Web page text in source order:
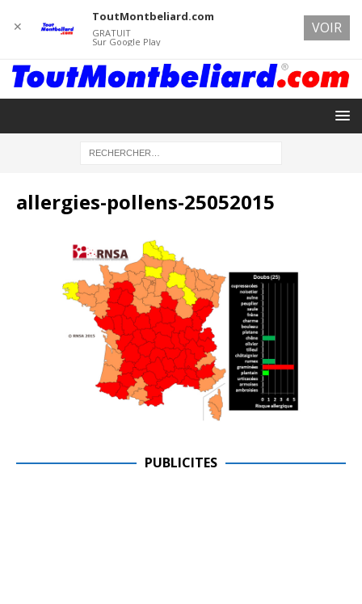
allergies-pollens-25052015
PUBLICITES
✕
ToutMontbeliard.com
GRATUIT
Sur Google Play
VOIR